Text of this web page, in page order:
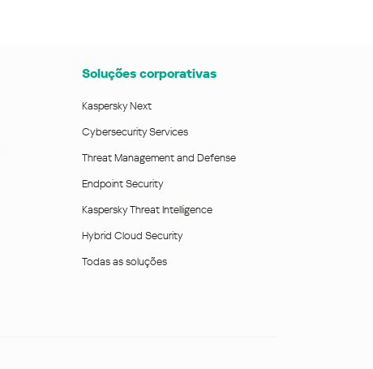
Soluções corporativas
Kaspersky Next
Cybersecurity Services
Threat Management and Defense
Endpoint Security
Kaspersky Threat Intelligence
Hybrid Cloud Security
Todas as soluções